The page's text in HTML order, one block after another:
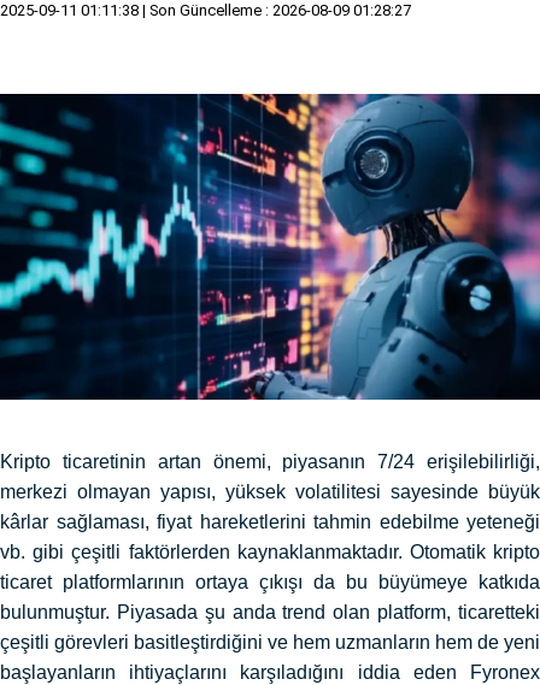
2025-09-11 01:11:38 | Son Güncelleme : 2026-08-09 01:28:27
Kripto ticaretinin artan önemi, piyasanın 7/24 erişilebilirliği,
merkezi olmayan yapısı, yüksek volatilitesi sayesinde büyük
kârlar sağlaması, fiyat hareketlerini tahmin edebilme yeteneği
vb. gibi çeşitli faktörlerden kaynaklanmaktadır. Otomatik kripto
ticaret platformlarının ortaya çıkışı da bu büyümeye katkıda
bulunmuştur. Piyasada şu anda trend olan platform, ticaretteki
çeşitli görevleri basitleştirdiğini ve hem uzmanların hem de yeni
başlayanların ihtiyaçlarını karşıladığını iddia eden Fyronex